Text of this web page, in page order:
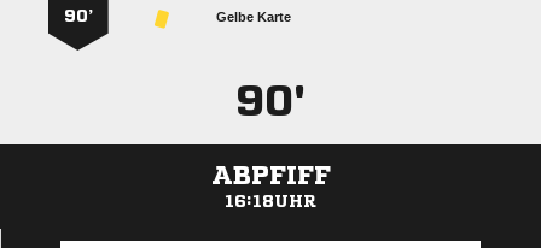
Gelbe Karte
90’
90'
ABPFIFF
16:18UHR
ANZEIGE